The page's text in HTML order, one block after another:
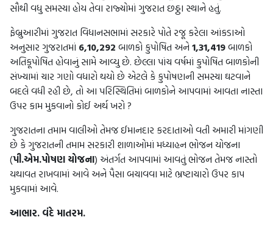
સૌથી વધુ સમસ્યા હોય તેવા રાજ્યોમાં ગુજરાત છઠ્ઠા સ્થાને હતું.
ફેબ્રુઆરીમાં ગુજરાત વિધાનસભામાં સરકારે પોતે રજૂ કરેલા આંકડાઓ
અનુસાર ગુજરાતમાં 6,10,292 બાળકો કુપોષિત અને 1,31,419બાળકો
અતિકૂપોષિત હોવાનું સામે આવ્યુ છે. છેલ્લા પાંચ વર્ષમાં કુપોષિત બાળકોની
સંખ્યામાં ચાર ગણો વધારો થયો છે એટલે કે કુપોષણની સમસ્યા ઘટવાને
બદલે વધી રહી છે, તો આ પરિસ્થિતિમાં બાળકોને આપવામાં આવતા નાસ્તા
ઉપર કામ મુકવાનો કોઈ અર્થ ખરો ?
ગુજરાતના તમામ વાલીઓ તેમજ ઈમાનદાર કરદાતાઓ વતી અમારી માંગણી
છે કે ગુજરાતની તમામ સરકારી શાળાઓમાં મધ્યાહન ભોજન યોજના
(પી.એમ.પોષણ યોજના) અંતર્ગત આપવામાં આવતું ભોજન તેમજ નાસ્તો
યથાવત રાખવામાં આવે અને પૈસા બચાવવા માટે ભ્રષ્ટાચારો ઉપર કાપ
મુકવામાં આવે.
આભાર. વંદે માતરમ.